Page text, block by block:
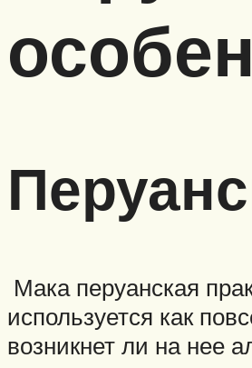
Мака перуанская
используется как
возникнет ли на нее